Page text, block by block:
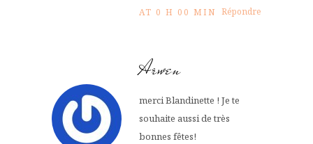
AT 0 H 00 MIN Répondre
Arwen
merci Blandinette ! Je te
souhaite aussi de très
bonnes fêtes!